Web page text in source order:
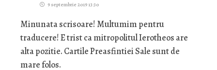
9 septembrie 2019 13:30
Minunata scrisoare! Multumim pentru
traducere! E trist ca mitropolitul Ierotheos are
alta pozitie. Cartile Preasfintiei Sale sunt de
mare folos.